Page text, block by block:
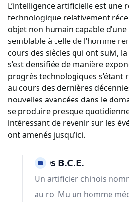
L’intelligence artificielle est une
technologique relativement
objet non humain capable
semblable à celle de l’homme
cours des siècles qui ont suivi,
s’est densifiée de manière
progrès technologiques s’étant
au cours des dernières
nouvelles avancées dans le
se produire presque
intéressant de revenir sur les
ont amenés jusqu’ici.
900s B.C.E.
Un artificier chinois
au roi Mu un homme